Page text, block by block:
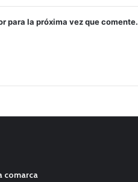
para la próxima vez que comente.
comarca